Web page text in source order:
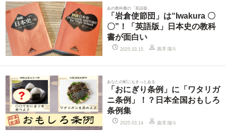
あの教科書の「英語版」
「岩倉使節団」は“Iwakura 〇
〇”！「英語版」日本史の教科
書が面白い
2025.03.15 廣澤 陽斗
あなたの町にもきっとある
「おにぎり条例」に「ワタリガ
ニ条例」！？日本全国おもしろ
条例集
2025.03.14 廣澤 陽斗